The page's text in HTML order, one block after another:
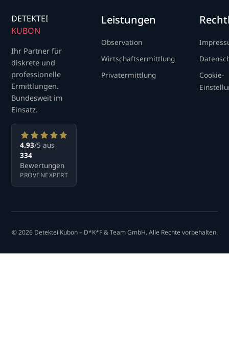
DETEKTEI
KUBON
Ihr Partner für
diskrete und
professionelle
Ermittlungen.
Bundesweit im
Einsatz.
4.93/5 aus
334
Bewertungen
PROVENEXPERT
Leistungen
Observation
Wirtschaftsermittlung
Privatermittlung
Cookie-
© 2026 Detektei Kubon – D*K*F & Team GmbH. Alle Rechte vorbehalten.